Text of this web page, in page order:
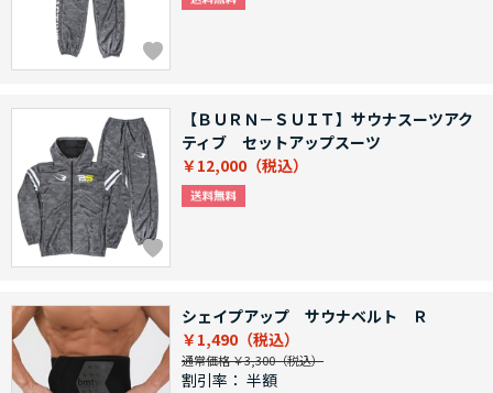
【ＢＵＲＮ－ＳＵＩＴ】サウナスーツアク
ティブ セットアップスーツ
￥12,000
シェイプアップ サウナベルト Ｒ
￥1,490
通常価格 ￥3,300
割引率： 半額